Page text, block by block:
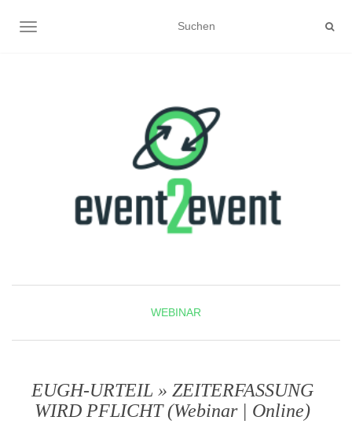
NAVIGATION UMSCHALTEN
WEBINAR
EUGH-URTEIL » ZEITERFASSUNG
WIRD PFLICHT (Webinar | Online)